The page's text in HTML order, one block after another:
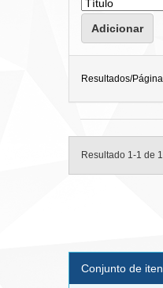
Resultados/Página
Resultado 1-1 de
Conjunto de